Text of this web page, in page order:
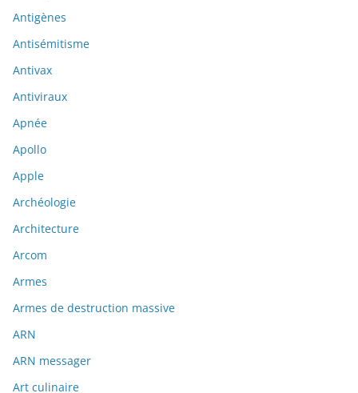
Antigènes
Antisémitisme
Antivax
Antiviraux
Apnée
Apollo
Apple
Archéologie
Architecture
Arcom
Armes
Armes de destruction massive
ARN
ARN messager
Art culinaire